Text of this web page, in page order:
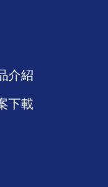
介紹
下載